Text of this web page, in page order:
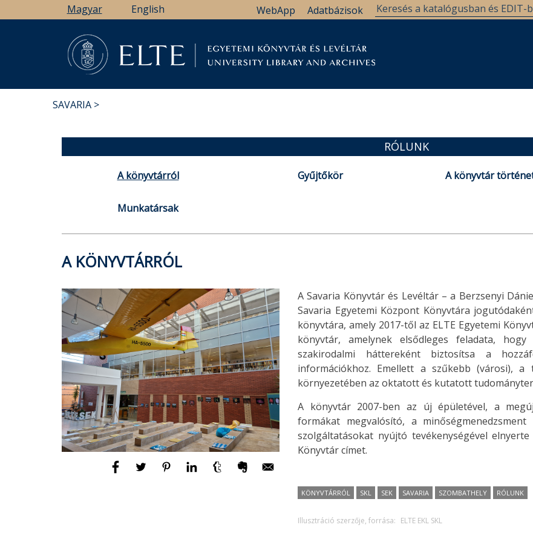
a
Magyar English Adatbázisok
WebApp
SAVARIA
RÓLUNK
A könyvtárról Gyűjtőkör A könyvtár
Munkatársak
A KÖNYVTÁRRÓL
A Savaria Könyvtár és Levéltár – a Berzsenyi
Savaria Egyetemi Központ Könyvtára
könyvtára, amely 2017-től az ELTE Egyetemi
könyvtár, amelynek elsődleges feladata,
szakirodalmi háttereként biztosítsa a
információkhoz. Emellett a szűkebb (városi),
környezetében az oktatott és kutatott
A könyvtár 2007-ben az új épületével, a
formákat megvalósító, a
szolgáltatásokat nyújtó tevékenységével
Könyvtár címet.
KÖNYVTÁRRÓL SKL SEK SAVARIA SZOMBATHELY RÓLUNK
Illusztráció szerzője, forrása: ELTE EKL SKL